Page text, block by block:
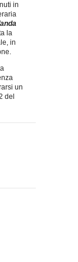
in
la
in
un
del